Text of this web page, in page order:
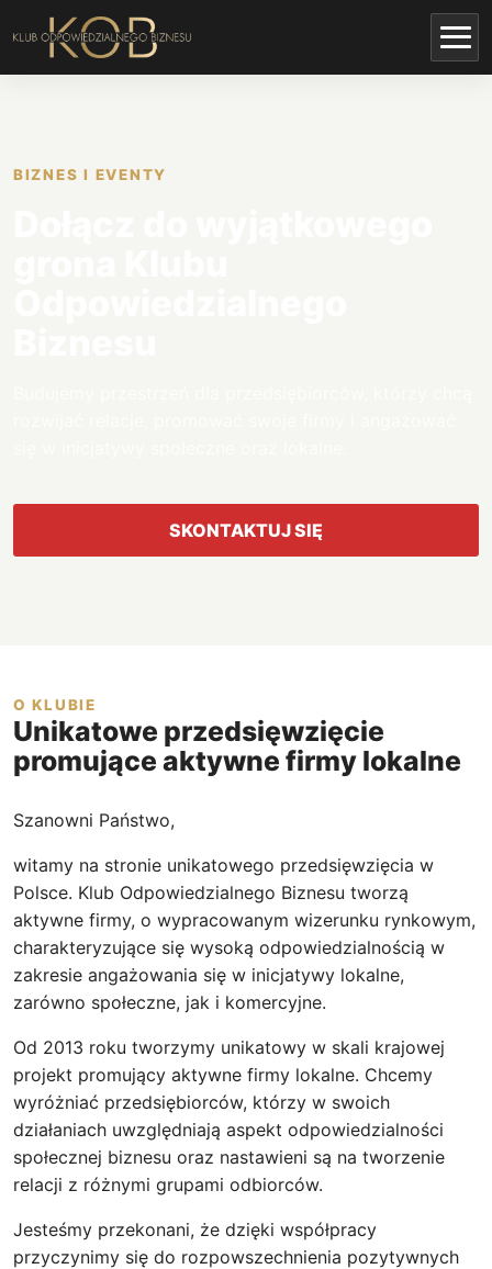
BIZNES I EVENTY
SKONTAKTUJ SIĘ
O KLUBIE
Unikatowe przedsięwzięcie
promujące aktywne firmy lokalne
Szanowni Państwo,
witamy na stronie unikatowego przedsięwzięcia w
Polsce. Klub Odpowiedzialnego Biznesu tworzą
aktywne firmy, o wypracowanym wizerunku rynkowym,
charakteryzujące się wysoką odpowiedzialnością w
zakresie angażowania się w inicjatywy lokalne,
zarówno społeczne, jak i komercyjne.
Od 2013 roku tworzymy unikatowy w skali krajowej
projekt promujący aktywne firmy lokalne. Chcemy
wyróżniać przedsiębiorców, którzy w swoich
działaniach uwzględniają aspekt odpowiedzialności
społecznej biznesu oraz nastawieni są na tworzenie
relacji z różnymi grupami odbiorców.
Jesteśmy przekonani, że dzięki współpracy
przyczynimy się do rozpowszechnienia pozytywnych